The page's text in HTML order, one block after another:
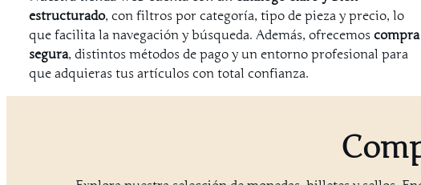
estructurado, con filtros por categoría, tipo de pieza y precio, lo
que facilita la navegación y búsqueda. Además, ofrecemoscompra
segura, distintos métodos de pago y un entorno profesional para
que adquieras tus artículos con total confianza.